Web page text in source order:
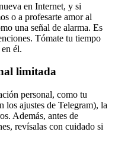
en Internet, y si
o a profesarte amor al
una señal de alarma. Es
Tómate tu tiempo
él.
limitada
personal, como tu
los ajustes de Telegram), la
Además, antes de
revísalas con cuidado si